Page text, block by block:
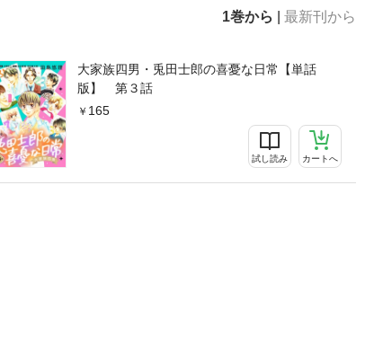
1巻から 最新刊から
大家族四男・兎田士郎の喜憂な日常【単話
版】 第３話
165
試し読み カートへ